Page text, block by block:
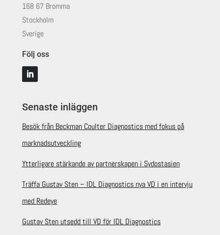
168 67 Bromma
Stockholm
Sverige
Följ oss
Senaste inläggen
Besök från Beckman Coulter Diagnostics med fokus på
marknadsutveckling
Ytterligare stärkande av partnerskapen i Sydostasien
Träffa Gustav Sten – IDL Diagnostics nya VD i en intervju
med Redeye
Gustav Sten utsedd till VD för IDL Diagnostics